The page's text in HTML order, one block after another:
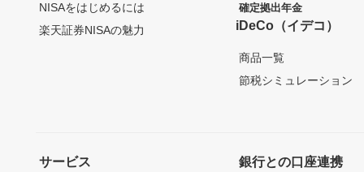
NISAをはじめるには
楽天証券NISAの魅力
確定拠出年金
iDeCo（イデコ）
商品一覧
節税シミュレーション
サービス 銀行との口座連携